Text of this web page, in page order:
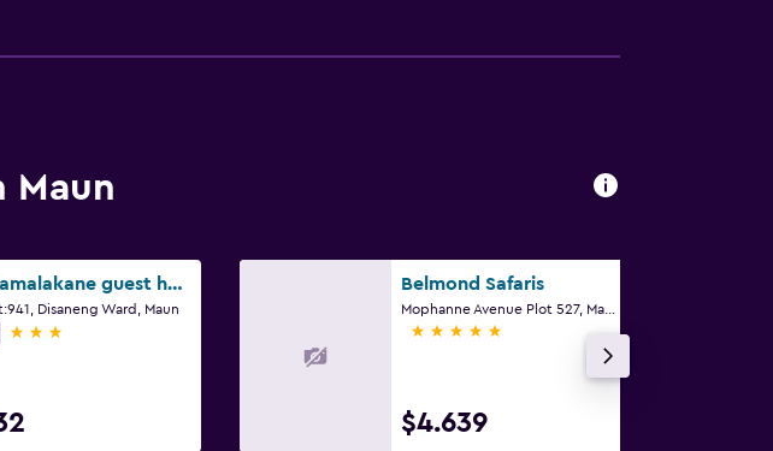
Maun
Thamalakane guest house
Disaneng Ward, Maun
3 estrellas
Belmond Safaris
Mophanne Avenue Plot 527, Maun
5 estrellas
$4.639